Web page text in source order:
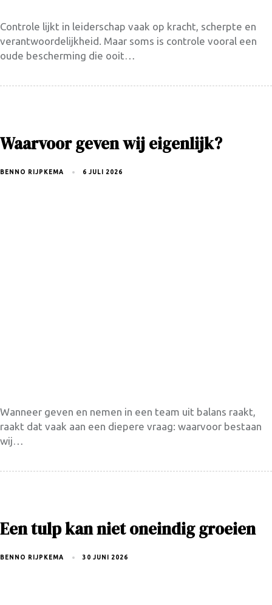
Controle lijkt in leiderschap vaak op kracht, scherpte en
verantwoordelijkheid. Maar soms is controle vooral een
oude bescherming die ooit…
Waarvoor geven wij eigenlijk?
BENNO RIJPKEMA 6 JULI 2026
Wanneer geven en nemen in een team uit balans raakt,
raakt dat vaak aan een diepere vraag: waarvoor bestaan
wij…
Een tulp kan niet oneindig groeien
BENNO RIJPKEMA 30 JUNI 2026